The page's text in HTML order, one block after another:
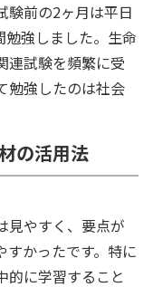
験前の2ヶ月は平日
強しました。生命
連試験を頻繁に受
勉強したのは社会
の活用法
見やすく、要点が
かったです。特に
的に学習すること